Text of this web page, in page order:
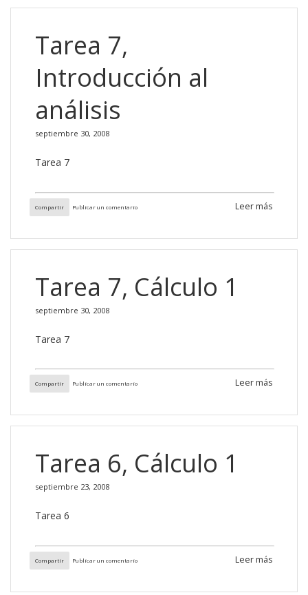
d
Tarea 7,
Introducción al
análisis
septiembre 30, 2008
Tarea 7
Compartir Publicar un comentario Leer más
Tarea 7, Cálculo 1
septiembre 30, 2008
Tarea 7
Compartir Publicar un comentario Leer más
Tarea 6, Cálculo 1
septiembre 23, 2008
Tarea 6
Compartir Publicar un comentario Leer más